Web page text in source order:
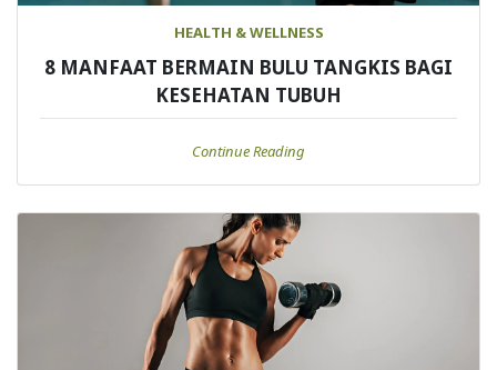
HEALTH & WELLNESS
8 MANFAAT BERMAIN BULU TANGKIS BAGI
KESEHATAN TUBUH
Continue Reading